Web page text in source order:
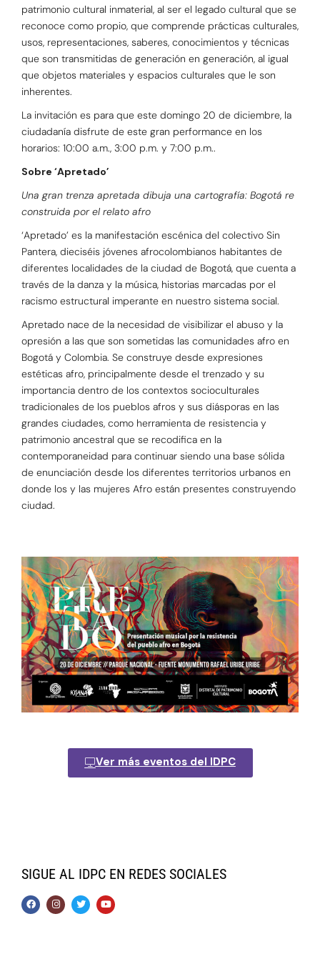
patrimonio cultural inmaterial, al ser el legado cultural que se
reconoce como propio, que comprende prácticas culturales,
usos, representaciones, saberes, conocimientos y técnicas
que son transmitidas de generación en generación, al igual
que objetos materiales y espacios culturales que le son
inherentes.
La invitación es para que este domingo 20 de diciembre, la
ciudadanía disfrute de este gran performance en los
horarios: 10:00 a.m., 3:00 p.m. y 7:00 p.m..
Sobre ‘Apretado’
Una gran trenza apretada dibuja una cartografía: Bogotá re
construida por el relato afro
‘Apretado’ es la manifestación escénica del colectivo Sin
Pantera, dieciséis jóvenes afrocolombianos habitantes de
diferentes localidades de la ciudad de Bogotá, que cuenta a
través de la danza y la música, historias marcadas por el
racismo estructural imperante en nuestro sistema social.
Apretado nace de la necesidad de visibilizar el abuso y la
opresión a las que son sometidas las comunidades afro en
Bogotá y Colombia. Se construye desde expresiones
estéticas afro, principalmente desde el trenzado y su
importancia dentro de los contextos socioculturales
tradicionales de los pueblos afros y sus diásporas en las
grandes ciudades, como herramienta de resistencia y
patrimonio ancestral que se recodifica en la
contemporaneidad para continuar siendo una base sólida
de enunciación desde los diferentes territorios urbanos en
donde los y las mujeres Afro están presentes construyendo
ciudad.
Ver más eventos del IDPC
SIGUE AL IDPC EN REDES SOCIALES